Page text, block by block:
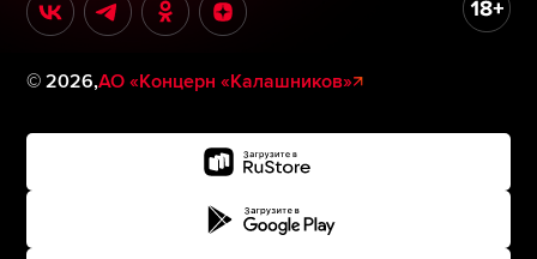
©2026,АО «Концерн «Калашников»